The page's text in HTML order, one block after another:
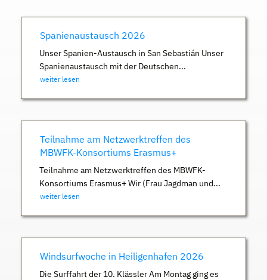
Spanienaustausch 2026
Unser Spanien-Austausch in San Sebastián Unser
Spanienaustausch mit der Deutschen...
weiter lesen
Teilnahme am Netzwerktreffen des
MBWFK-Konsortiums Erasmus+
Teilnahme am Netzwerktreffen des MBWFK-
Konsortiums Erasmus+ Wir (Frau Jagdman und...
weiter lesen
Windsurfwoche in Heiligenhafen 2026
Die Surffahrt der 10. Klässler Am Montag ging es